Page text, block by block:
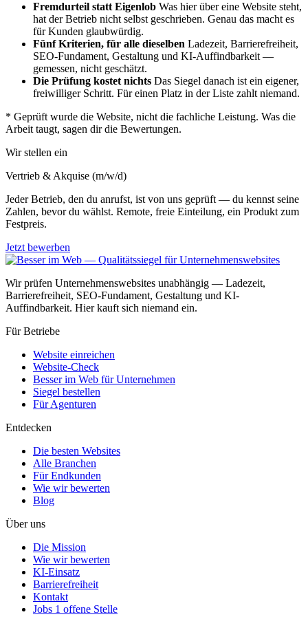
Fremdurteil statt Eigenlob Was hier über eine Website steht,
hat der Betrieb nicht selbst geschrieben. Genau das macht es
für Kunden glaubwürdig.
Fünf Kriterien, für alle dieselben Ladezeit, Barrierefreiheit,
SEO-Fundament, Gestaltung und KI-Auffindbarkeit —
gemessen, nicht geschätzt.
Die Prüfung kostet nichts Das Siegel danach ist ein eigener,
freiwilliger Schritt. Für einen Platz in der Liste zahlt niemand.
* Geprüft wurde die Website, nicht die fachliche Leistung. Was die
Arbeit taugt, sagen dir die Bewertungen.
Wir stellen ein
Vertrieb & Akquise (m/w/d)
Jeder Betrieb, den du anrufst, ist von uns geprüft — du kennst seine
Zahlen, bevor du wählst. Remote, freie Einteilung, ein Produkt zum
Festpreis.
Jetzt bewerben
Wir prüfen Unternehmenswebsites unabhängig — Ladezeit,
Barrierefreiheit, SEO-Fundament, Gestaltung und KI-
Auffindbarkeit. Hier kauft sich niemand ein.
Für Betriebe
Website einreichen
Website-Check
Besser im Web für Unternehmen
Siegel bestellen
Für Agenturen
Entdecken
Die besten Websites
Alle Branchen
Für Endkunden
Wie wir bewerten
Blog
Über uns
Die Mission
Wie wir bewerten
KI-Einsatz
Barrierefreiheit
Kontakt
Jobs 1 offene Stelle